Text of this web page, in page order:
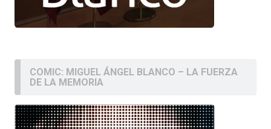
COMIC: MIGUEL ÁNGEL BLANCO – LA FUERZA
DE LA MEMORIA